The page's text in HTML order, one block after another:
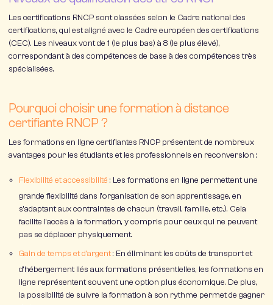
Les certifications RNCP sont classées selon le Cadre national des
certifications, qui est aligné avec le Cadre européen des certifications
(CEC). Les niveaux vont de 1 (le plus bas) à 8 (le plus élevé),
correspondant à des compétences de base à des compétences très
spécialisées.
Pourquoi choisir une formation à distance
certifiante RNCP ?
Les formations en ligne certifiantes RNCP présentent de nombreux
avantages pour les étudiants et les professionnels en reconversion :
Flexibilité et accessibilité : Les formations en ligne permettent une
grande flexibilité dans l’organisation de son apprentissage, en
s’adaptant aux contraintes de chacun (travail, famille, etc.). Cela
facilite l’accès à la formation, y compris pour ceux qui ne peuvent
pas se déplacer physiquement.
Gain de temps et d’argent: En éliminant les coûts de transport et
d’hébergement liés aux formations présentielles, les formations en
ligne représentent souvent une option plus économique. De plus,
la possibilité de suivre la formation à son rythme permet de gagner